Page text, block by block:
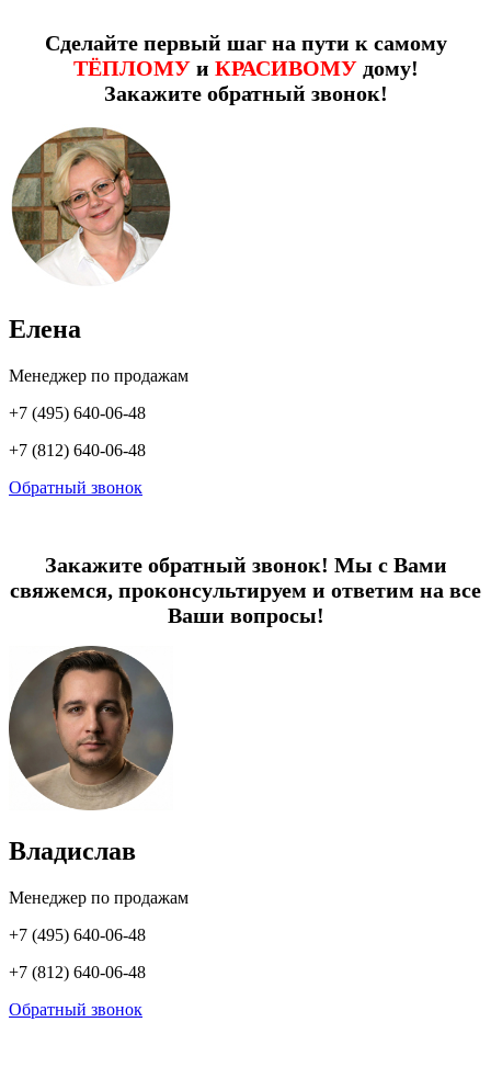
Сделайте первый шаг на пути к самому
ТЁПЛОМУи КРАСИВОМУдому!
Закажите обратный звонок!
Елена
Менеджер по продажам
+7 (495) 640-06-48
+7 (812) 640-06-48
Обратный звонок
Закажите обратный звонок! Мы с Вами
свяжемся, проконсультируем и ответим на все
Ваши вопросы!
Владислав
Менеджер по продажам
+7 (495) 640-06-48
+7 (812) 640-06-48
Обратный звонок